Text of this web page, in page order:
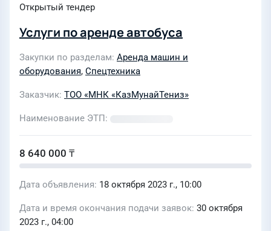
Открытый тендер
Услуги по аренде автобуса
Закупки по разделам Аренда машин и
оборудования, Спецтехника
Заказчик ТОО «МНК «КазМунайТениз»
Наименование ЭТП
8 640 000 ₸
Дата объявления 18 октября 2023 г., 10:00
Дата и время окончания подачи заявок 30 октября
2023 г., 04:00